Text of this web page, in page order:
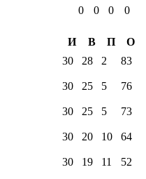
0 0 0
0
И В П
О
30 28 2 83
30 25 5 76
30 25 5 73
30 20 10 64
30 19 11 52